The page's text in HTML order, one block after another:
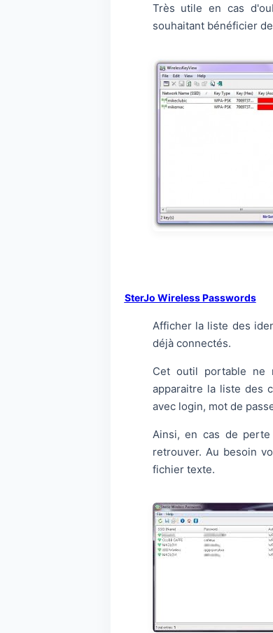
Très utile en cas
souhaitant bénéficier
SterJo Wireless Passwords
Afficher la liste des
déjà connectés.
Cet outil portable ne
apparaitre la liste des
avec login, mot de
Ainsi, en cas de
retrouver. Au besoin
fichier texte.